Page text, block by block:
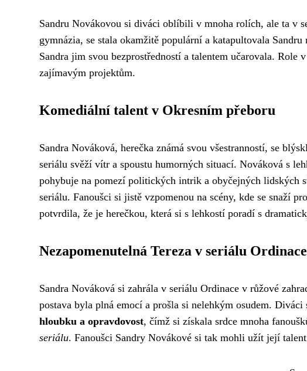
Sandru Novákovou si diváci oblíbili v mnoha rolích, ale ta v
gymnázia, se stala okamžitě populární a katapultovala
Sandra jim svou bezprostředností a talentem učarovala.
zajímavým projektům.
Komediální talent v Okresním přeboru
Sandra Nováková, herečka známá svou všestranností, se
seriálu svěží vítr a spoustu humorných situací. Nováková s
pohybuje na pomezí politických intrik a obyčejných lidských
seriálu. Fanoušci si jistě vzpomenou na scény, kde se snaží
potvrdila, že je herečkou, která si s lehkostí poradí s
Nezapomenutelná Tereza v seriálu Ordinace
Sandra Nováková si zahrála v seriálu Ordinace v růžové
postava byla plná emocí a prošla si nelehkým osudem.
hloubku a opravdovost, čímž si získala srdce mnoha
seriálu. Fanoušci Sandry Novákové si tak mohli užít její